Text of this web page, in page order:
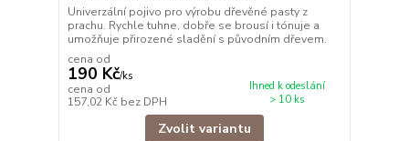
Univerzální pojivo pro výrobu dřevěné pasty z
prachu. Rychle tuhne, dobře se brousí i tónuje a
umožňuje přirozené sladění s původním dřevem.
cena od
190 Kč/ks
cena od
157,02 Kč bez DPH
Ihned k odeslání
> 10 ks
Zvolit variantu